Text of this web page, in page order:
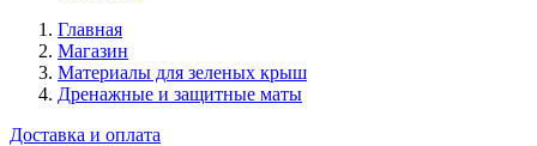
Главная
Магазин
Материалы для зеленых крыш
Дренажные и защитные маты
Доставка и оплата